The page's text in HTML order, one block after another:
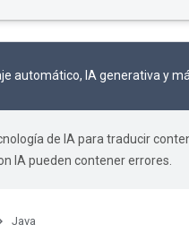
automático, IA generativa y
de IA para traducir
IA pueden contener errores.
Java